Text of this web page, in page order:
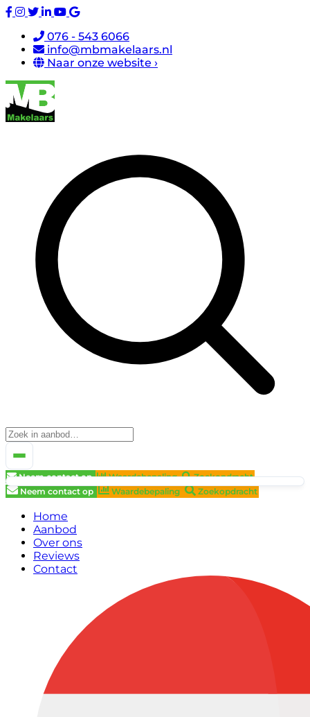
076 - 543 6066
info@mbmakelaars.nl
Naar onze website ›
Neem contact op Waardebepaling
Zoekopdracht
Neem contact op
Waardebepaling Zoekopdracht
Home
Aanbod
Over ons
Reviews
Contact